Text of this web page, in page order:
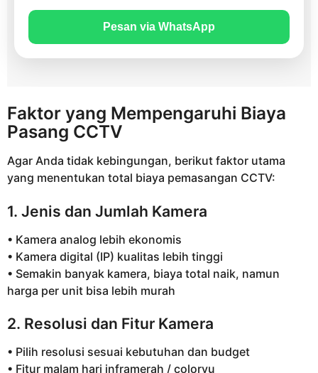
Pesan via WhatsApp
Faktor yang Mempengaruhi Biaya
Pasang CCTV
Agar Anda tidak kebingungan, berikut faktor utama
yang menentukan total biaya pemasangan CCTV:
1. Jenis dan Jumlah Kamera
• Kamera analog lebih ekonomis
• Kamera digital (IP) kualitas lebih tinggi
• Semakin banyak kamera, biaya total naik, namun
harga per unit bisa lebih murah
2. Resolusi dan Fitur Kamera
• Pilih resolusi sesuai kebutuhan dan budget
• Fitur malam hari inframerah / colorvu